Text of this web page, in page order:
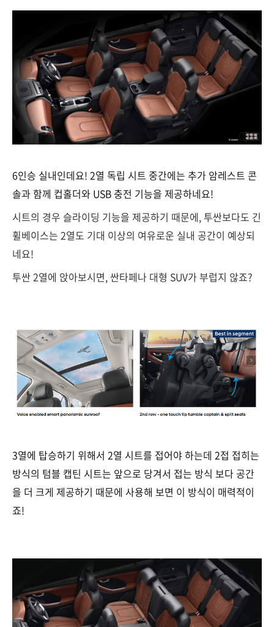
6인승 실내인데요! 2열 독립 시트 중간에는 추가 암레스트 콘
솔과 함께 컵홀더와 USB 충전 기능을 제공하네요!
시트의 경우 슬라이딩 기능을 제공하기 때문에, 투싼보다도 긴
휠베이스는 2열도 기대 이상의 여유로운 실내 공간이 예상되
네요!
투싼 2열에 앉아보시면, 싼타페나 대형 SUV가 부럽지 않죠?
3열에 탑승하기 위해서 2열 시트를 접어야 하는데 2접 접히는
방식의 텀블 캡틴 시트는 앞으로 당겨서 접는 방식 보다 공간
을 더 크게 제공하기 때문에 사용해 보면 이 방식이 매력적이
죠!